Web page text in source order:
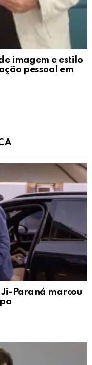
imagem e estilo
pessoal em
Paraná marcou